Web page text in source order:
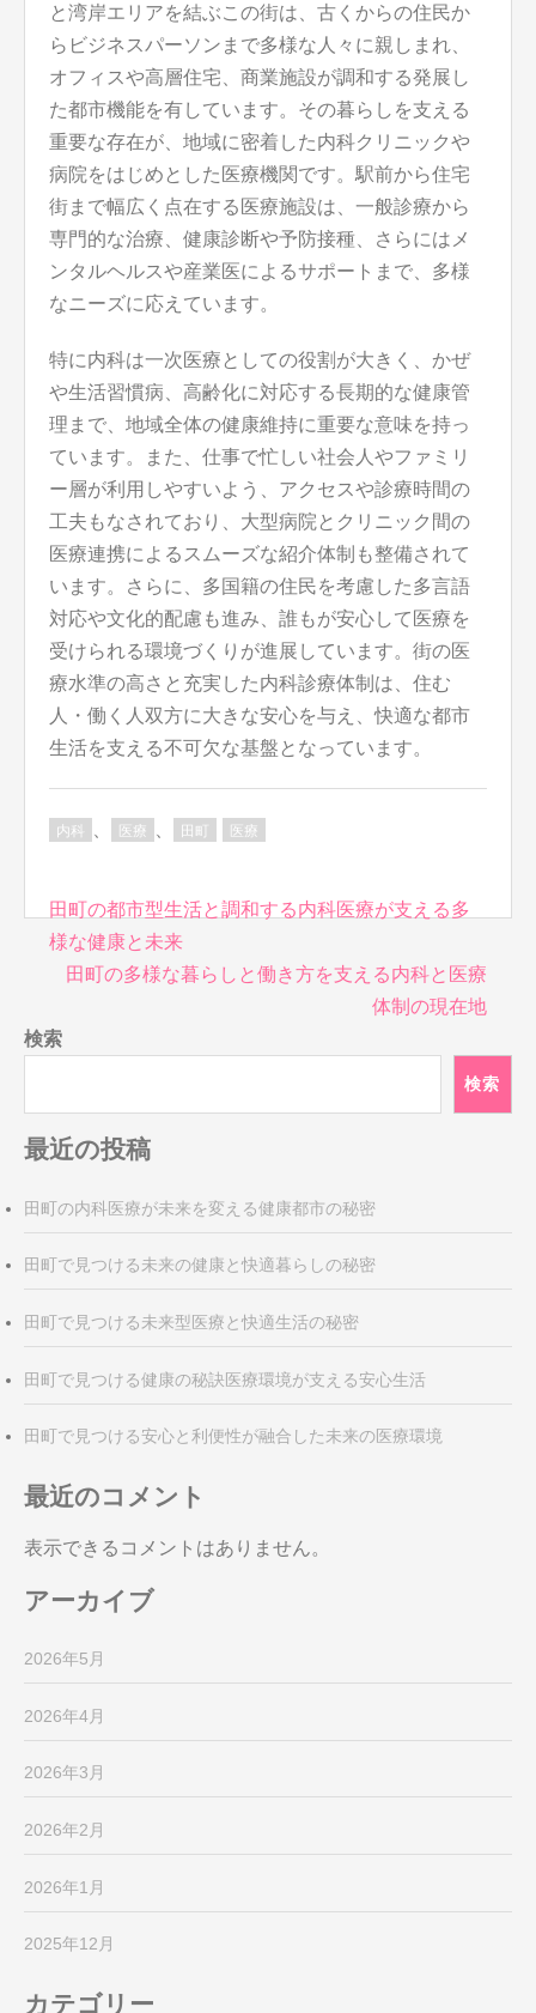
と湾岸エリアを結ぶこの街は、古くからの住民か
らビジネスパーソンまで多様な人々に親しまれ、
オフィスや高層住宅、商業施設が調和する発展し
た都市機能を有しています。その暮らしを支える
重要な存在が、地域に密着した内科クリニックや
病院をはじめとした医療機関です。駅前から住宅
街まで幅広く点在する医療施設は、一般診療から
専門的な治療、健康診断や予防接種、さらにはメ
ンタルヘルスや産業医によるサポートまで、多様
なニーズに応えています。
特に内科は一次医療としての役割が大きく、かぜ
や生活習慣病、高齢化に対応する長期的な健康管
理まで、地域全体の健康維持に重要な意味を持っ
ています。また、仕事で忙しい社会人やファミリ
ー層が利用しやすいよう、アクセスや診療時間の
工夫もなされており、大型病院とクリニック間の
医療連携によるスムーズな紹介体制も整備されて
います。さらに、多国籍の住民を考慮した多言語
対応や文化的配慮も進み、誰もが安心して医療を
受けられる環境づくりが進展しています。街の医
療水準の高さと充実した内科診療体制は、住む
人・働く人双方に大きな安心を与え、快適な都市
生活を支える不可欠な基盤となっています。
内科 医療 田町 医療
投
稿
ナ
ゲ
ー
ョ
ン
田町の都市型生活と調和する内科医療が支える多
様な健康と未来
田町の多様な暮らしと働き方を支える内科と医療
体制の現在地
検索
検索
最近の投稿
田町の内科医療が未来を変える健康都市の秘密
田町で見つける未来の健康と快適暮らしの秘密
田町で見つける未来型医療と快適生活の秘密
田町で見つける健康の秘訣医療環境が支える安心生活
田町で見つける安心と利便性が融合した未来の医療環境
最近のコメント
表示できるコメントはありません。
アーカイブ
2026年5月
2026年4月
2026年3月
2026年2月
2026年1月
2025年12月
カテゴリー